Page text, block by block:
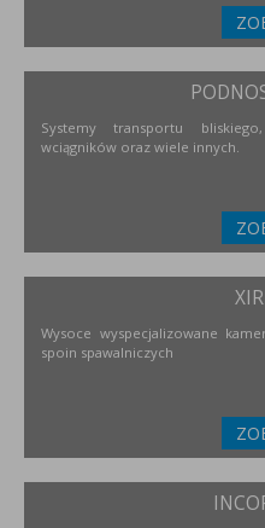
Systemy transportu
wciągników oraz wiele innych.
Wysoce wyspecjalizowane
spoin spawalniczych